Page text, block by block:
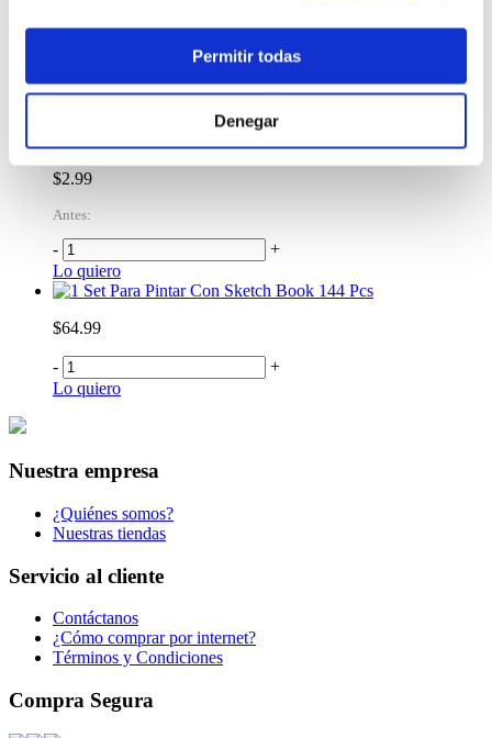
Permitir todas
Denegar
Set de Arte Lolita 2
$2.99
Antes:
-
+
Lo quiero
Set Para Pintar Con Sketch Book 144 Pcs
$64.99
-
+
Lo quiero
Nuestra empresa
¿Quiénes somos?
Nuestras tiendas
Servicio al cliente
Contáctanos
¿Cómo comprar por internet?
Términos y Condiciones
Compra Segura